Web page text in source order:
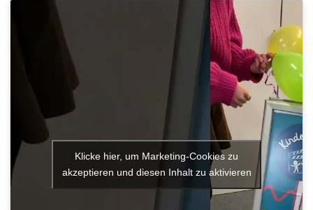
Klicke hier, um Marketing-Cookies zu
akzeptieren und diesen Inhalt zu aktivieren